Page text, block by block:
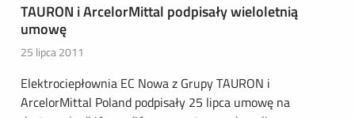
TAURON i ArcelorMittal podpisały wieloletnią
umowę
25 lipca 2011
Elektrociepłownia EC Nowa z Grupy TAURON i
ArcelorMittal Poland podpisały 25 lipca umowę na